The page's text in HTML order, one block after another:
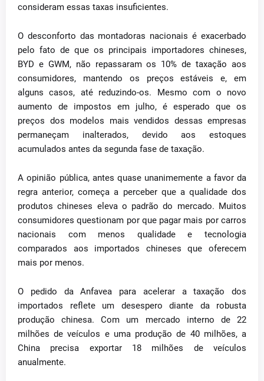
consideram essas taxas insuficientes.
O desconforto das montadoras nacionais é exacerbado
pelo fato de que os principais importadores chineses,
BYD e GWM, não repassaram os 10% de taxação aos
consumidores, mantendo os preços estáveis e, em
alguns casos, até reduzindo-os. Mesmo com o novo
aumento de impostos em julho, é esperado que os
preços dos modelos mais vendidos dessas empresas
permaneçam inalterados, devido aos estoques
acumulados antes da segunda fase de taxação.
A opinião pública, antes quase unanimemente a favor da
regra anterior, começa a perceber que a qualidade dos
produtos chineses eleva o padrão do mercado. Muitos
consumidores questionam por que pagar mais por carros
nacionais com menos qualidade e tecnologia
comparados aos importados chineses que oferecem
mais por menos.
O pedido da Anfavea para acelerar a taxação dos
importados reflete um desespero diante da robusta
produção chinesa. Com um mercado interno de 22
milhões de veículos e uma produção de 40 milhões, a
China precisa exportar 18 milhões de veículos
anualmente.